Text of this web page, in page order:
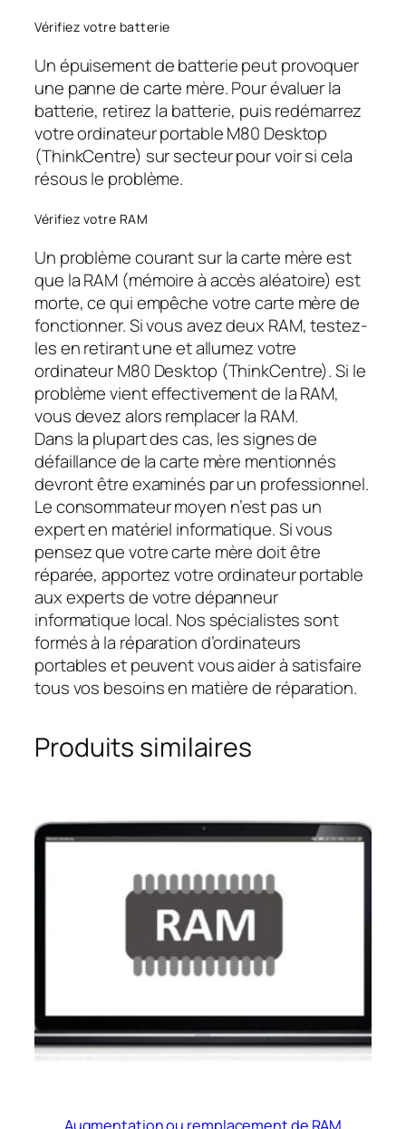
Vérifiez votre batterie
Un épuisement de batterie peut provoquer
une panne de carte mère. Pour évaluer la
batterie, retirez la batterie, puis redémarrez
votre ordinateur portable M80 Desktop
(ThinkCentre) sur secteur pour voir si cela
résous le problème.
Vérifiez votre RAM
Un problème courant sur la carte mère est
que la RAM (mémoire à accès aléatoire) est
morte, ce qui empêche votre carte mère de
fonctionner. Si vous avez deux RAM, testez-
les en retirant une et allumez votre
ordinateur M80 Desktop (ThinkCentre). Si le
problème vient effectivement de la RAM,
vous devez alors remplacer la RAM.
Dans la plupart des cas, les signes de
défaillance de la carte mère mentionnés
devront être examinés par un professionnel.
Le consommateur moyen n’est pas un
expert en matériel informatique. Si vous
pensez que votre carte mère doit être
réparée, apportez votre ordinateur portable
aux experts de votre dépanneur
informatique local. Nos spécialistes sont
formés à la réparation d’ordinateurs
portables et peuvent vous aider à satisfaire
tous vos besoins en matière de réparation.
Produits similaires